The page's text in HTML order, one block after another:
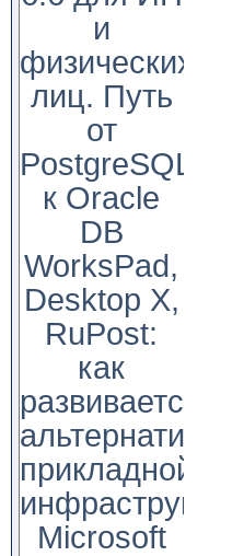
и
физических
лиц. Путь
от
PostgreSQL
к Oracle
DB
WorksPad,
Desktop X,
RuPost:
как
развивается
альтернатива
прикладной
инфраструктуре
Microsoft